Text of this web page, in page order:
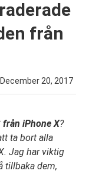
från
December 20, 2017
från iPhone X?
ta bort alla
Jag har viktig
tillbaka dem,